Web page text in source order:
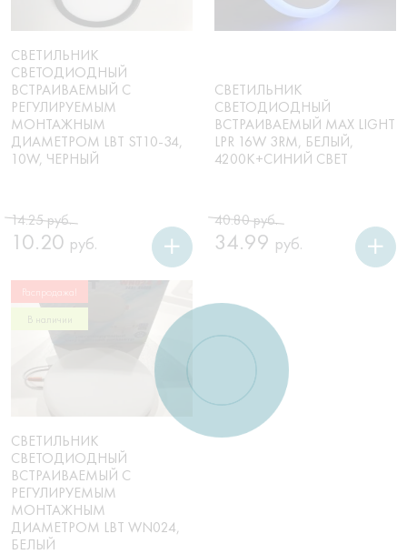
СВЕТИЛЬНИК
СВЕТОДИОДНЫЙ
ВСТРАИВАЕМЫЙ С
РЕГУЛИРУЕМЫМ
МОНТАЖНЫМ
ДИАМЕТРОМ LBT ST10-34,
10W, ЧЕРНЫЙ
14.25руб.
Первоначальная
цена
составляла
14.25 руб..
10.20 руб.
Текущая
цена:
10.20 руб..
СВЕТИЛЬНИК
СВЕТОДИОДНЫЙ
ВСТРАИВАЕМЫЙ MAX LIGHT
LPR 16W 3RM, БЕЛЫЙ,
4200K+СИНИЙ СВЕТ
40.80руб.
Первоначальная
цена
составляла
34.99 руб.
Текущая
цена:
34.99 руб..
Распродажа!
В наличии
СВЕТИЛЬНИК
СВЕТОДИОДНЫЙ
ВСТРАИВАЕМЫЙ С
РЕГУЛИРУЕМЫМ
МОНТАЖНЫМ
ДИАМЕТРОМ LBT WN024,
БЕЛЫЙ